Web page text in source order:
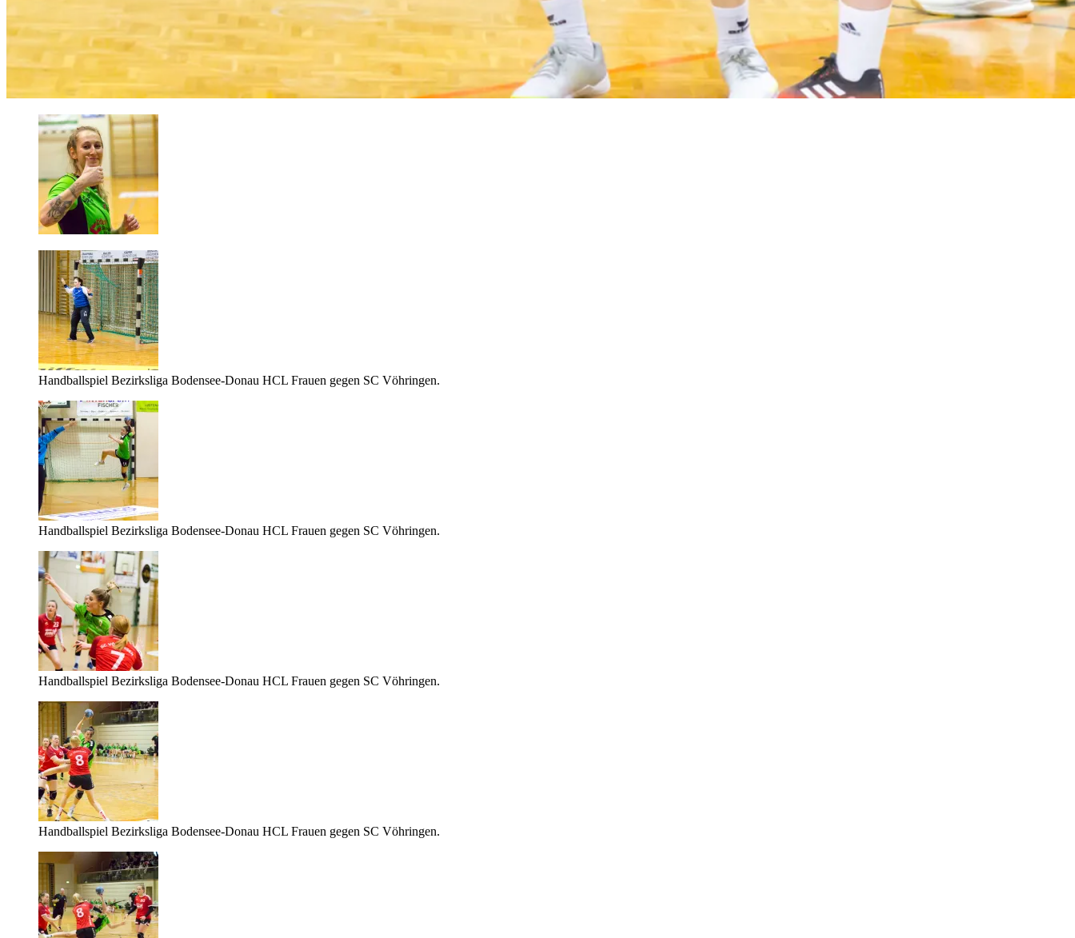
Handballspiel Bezirksliga Bodensee-Donau HCL Frauen gegen SC Vöhringen.
Handballspiel Bezirksliga Bodensee-Donau HCL Frauen gegen SC Vöhringen.
Handballspiel Bezirksliga Bodensee-Donau HCL Frauen gegen SC Vöhringen.
Handballspiel Bezirksliga Bodensee-Donau HCL Frauen gegen SC Vöhringen.